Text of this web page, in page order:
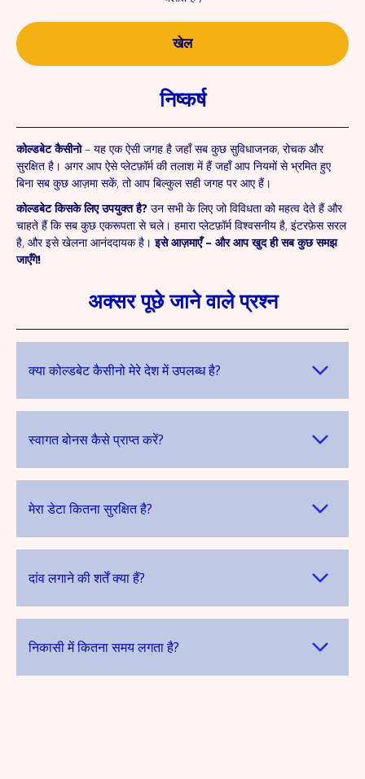
खेल
निष्कर्ष
कोल्डबेट कैसीनो– यह एक ऐसी जगह है जहाँ सब कुछ सुविधाजनक, रोचक और
सुरक्षित है। अगर आप ऐसे प्लेटफ़ॉर्म की तलाश में हैं जहाँ आप नियमों से भ्रमित हुए
बिना सब कुछ आज़मा सकें, तो आप बिल्कुल सही जगह पर आए हैं।
कोल्डबेट किसके लिए उपयुक्त है? उन सभी के लिए जो विविधता को महत्व देते हैं और
चाहते हैं कि सब कुछ एकरूपता से चले। हमारा प्लेटफ़ॉर्म विश्वसनीय है, इंटरफ़ेस सरल
है, और इसे खेलना आनंददायक है।इसे आज़माएँ – और आप खुद ही सब कुछ समझ
जाएँगे!
अक्सर पूछे जाने वाले प्रश्न
क्या कोल्डबेट कैसीनो मेरे देश में उपलब्ध है?
स्वागत बोनस कैसे प्राप्त करें?
मेरा डेटा कितना सुरक्षित है?
दांव लगाने की शर्तें क्या हैं?
निकासी में कितना समय लगता है?